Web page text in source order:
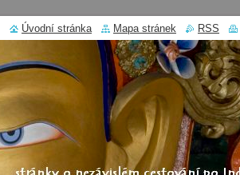
Úvodní stránka Mapa stránek RSS